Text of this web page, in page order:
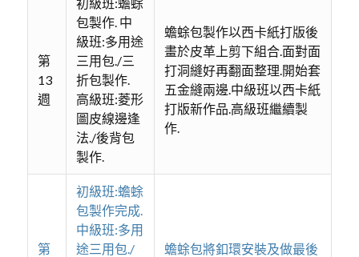
第
13
週
包製作. 中
級班:多用途
三用包./三
折包製作.
高級班:菱形
圖皮線邊逢
法./後背包
製作.
蟾蜍包製作以西卡紙打版後
畫於皮革上剪下組合.面對面
打洞縫好再翻面整理.開始套
五金縫兩邊.中級班以西卡紙
打版新作品.高級班繼續製
作.
第
初級班:蟾蜍
包製作完成.
中級班:多用
途三用包./
蟾蜍包將釦環安裝及做最後